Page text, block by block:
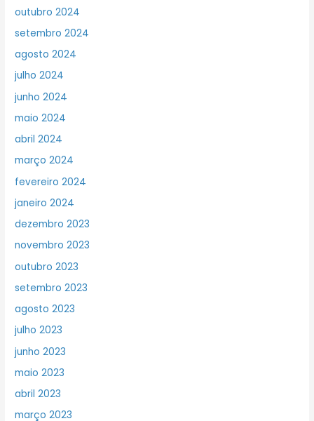
outubro 2024
setembro 2024
agosto 2024
julho 2024
junho 2024
maio 2024
abril 2024
março 2024
fevereiro 2024
janeiro 2024
dezembro 2023
novembro 2023
outubro 2023
setembro 2023
agosto 2023
julho 2023
junho 2023
maio 2023
abril 2023
março 2023